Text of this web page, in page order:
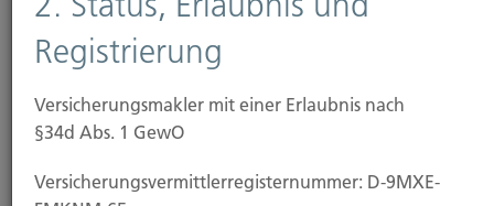
jeden Bauherrn.
Risikoanalyse Haftpflichtversicherung
Registrierung
Versicherungsmakler mit einer Erlaubnis nach
§34d Abs. 1 GewO
Versicherungs­vermittler­registernummer: D-9MXE-